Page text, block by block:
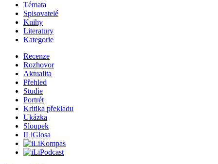
Témata
Spisovatelé
Knihy
Literatury
Kategorie
Recenze
Rozhovor
Aktualita
Přehled
Studie
Portrét
Kritika překladu
Ukázka
Sloupek
ILiGlosa